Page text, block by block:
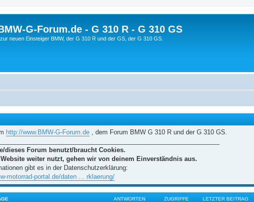
G-Forum.de - G 310 R - G 310 GS
neuen Einsteiger BMW, der G 310 R und der GS, der G 310 GS.
http://www.BMW-G-Forum.de , dem Forum BMW G 310 R und der G 310 GS.
dieses Forum benutzt/braucht Cookies.
weiter nutzt, gehen wir von deinem Einverständnis aus.
gibt es in der Datenschutzerklärung:
motorrad-portal.de/daten ... rklaerung/
ANTWORTEN ZUGRIFFE LETZTER BEITRAG